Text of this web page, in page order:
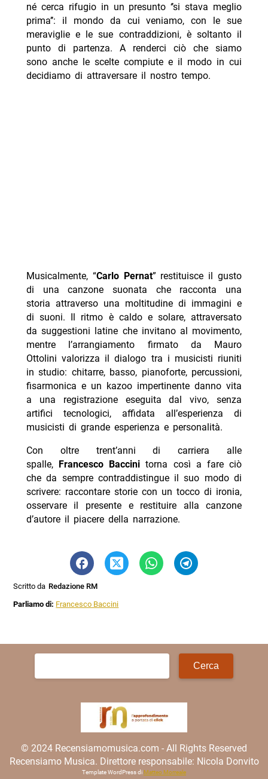
né cerca rifugio in un presunto ‘’si stava meglio
prima’’: il mondo da cui veniamo, con le sue
meraviglie e le sue contraddizioni, è soltanto il
punto di partenza. A renderci ciò che siamo
sono anche le scelte compiute e il modo in cui
decidiamo di attraversare il nostro tempo.
Musicalmente, “Carlo Pernat” restituisce il gusto
di una canzone suonata che racconta una
storia attraverso una moltitudine di immagini e
di suoni. Il ritmo è caldo e solare, attraversato
da suggestioni latine che invitano al movimento,
mentre l’arrangiamento firmato da Mauro
Ottolini valorizza il dialogo tra i musicisti riuniti
in studio: chitarre, basso, pianoforte, percussioni,
fisarmonica e un kazoo impertinente danno vita
a una registrazione eseguita dal vivo, senza
artifici tecnologici, affidata all’esperienza di
musicisti di grande esperienza e personalità.
Con oltre trent’anni di carriera alle
spalle,
Francesco Baccinitorna così a fare ciò
che da sempre contraddistingue il suo modo di
scrivere: raccontare storie con un tocco di ironia,
osservare il presente e restituire alla canzone
d’autore il piacere della narrazione.
Scritto da Redazione RM
Parliamo di: Francesco Baccini
Ricerca
© 2024 Recensiamomusica.com - All Rights Reserved
Recensiamo Musica. Direttore responsabile: Nicola Donvito
Template WordPress di Matteo Morreale